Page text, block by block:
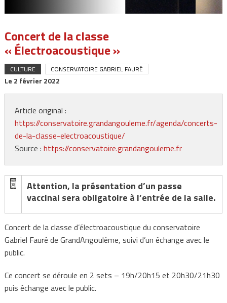
Concert de la classe
« Électroacoustique »
CULTURE CONSERVATOIRE GABRIEL FAURÉ
Le 2 février 2022
Article original :
https://conservatoire.grandangouleme.fr/agenda/concerts-
de-la-classe-electroacoustique/
Source : https://conservatoire.grandangouleme.fr
Attention, la présentation d’un passe
vaccinal sera obligatoire à l’entrée de la salle.
Concert de la classe d’électroacoustique du conservatoire
Gabriel Fauré de GrandAngoulême, suivi d’un échange avec le
public.
Ce concert se déroule en 2 sets – 19h/20h15 et 20h30/21h30
puis échange avec le public.